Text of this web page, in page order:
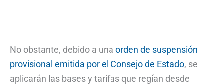
No obstante, debido a una orden de suspensión
provisional emitida por el Consejo de Estado, se
aplicarán las bases y tarifas que regían desde